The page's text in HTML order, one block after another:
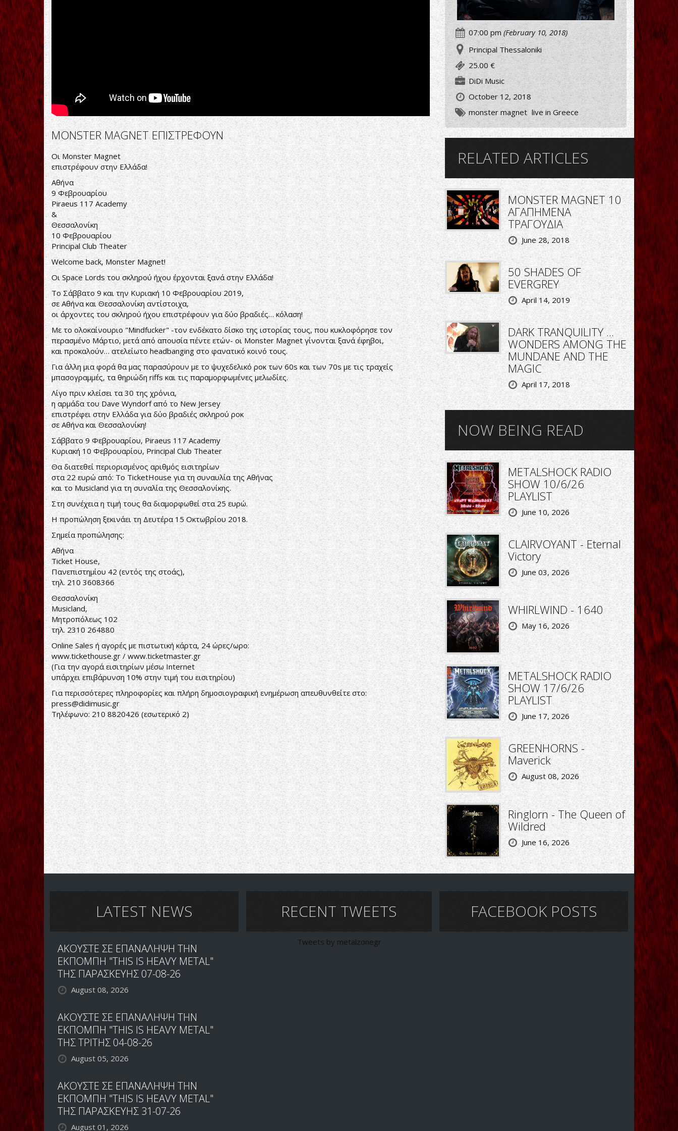
MONSTER MAGNET ΕΠΙΣΤΡΕΦΟΥΝ
Οι Monster Magnet
επιστρέφουν στην Ελλάδα!
Αθήνα
9 Φεβρουαρίου
Piraeus 117 Academy
&
Θεσσαλονίκη
10 Φεβρουαρίου
Principal Club Theater
Welcome back, Monster Magnet!
Οι Space Lords του σκληρού ήχου έρχονται ξανά στην Ελλάδα!
Το Σάββατο 9 και την Κυριακή 10 Φεβρουαρίου 2019,
σε Αθήνα και Θεσσαλονίκη αντίστοιχα,
οι άρχοντες του σκληρού ήχου επιστρέφουν για δύο βραδιές… κόλαση!
Με το ολοκαίνουριο "Mindfucker" -τον ενδέκατο δίσκο της ιστορίας τους, που κυκλοφόρησε τον
περασμένο Μάρτιο, μετά από απουσία πέντε ετών- οι Monster Magnet γίνονται ξανά έφηβοι,
και προκαλούν… ατελείωτο headbanging στο φανατικό κοινό τους.
Για άλλη μια φορά θα μας παρασύρουν με το ψυχεδελικό ροκ των 60s και των 70s με τις τραχείς
μπασογραμμές, τα θηριώδη riffs και τις παραμορφωμένες μελωδίες.
Λίγο πριν κλείσει τα 30 της χρόνια,
η αρμάδα του Dave Wyndorf από το New Jersey
επιστρέφει στην Ελλάδα για δύο βραδιές σκληρού ροκ
σε Αθήνα και Θεσσαλονίκη!
Σάββατο 9 Φεβρουαρίου, Piraeus 117 Academy
Κυριακή 10 Φεβρουαρίου, Principal Club Theater
Θα διατεθεί περιορισμένος αριθμός εισιτηρίων
στα 22 ευρώ από: Το TicketHouse για τη συναυλία της Αθήνας
και το Musicland για τη συναλία της Θεσσαλονίκης.
Στη συνέχεια η τιμή τους θα διαμορφωθεί στα 25 ευρώ.
Η προπώληση ξεκινάει τη Δευτέρα 15 Οκτωβρίου 2018.
Σημεία προπώλησης:
Αθήνα
Ticket House,
Πανεπιστημίου 42 (εντός της στοάς),
τηλ. 210 3608366
Θεσσαλονίκη
Musicland,
Μητροπόλεως 102
τηλ. 2310 264880
Online Sales ή αγορές με πιστωτική κάρτα, 24 ώρες/ωρο:
www.tickethouse.gr/www.ticketmaster.gr
(Για την αγορά εισιτηρίων μέσω Internet
υπάρχει επιβάρυνση 10% στην τιμή του εισιτηρίου)
Για περισσότερες πληροφορίες και πλήρη δημοσιογραφική ενημέρωση απευθυνθείτε στο:
press@didimusic.gr
Τηλέφωνο: 210 8820426 (εσωτερικό 2)
07:00 pm (February 10, 2018)
Principal Thessaloniki
25.00 €
DiDi Music
October 12, 2018
monster magnet live in Greece
RELATED ARTICLES
MONSTER MAGNET 10
ΑΓΑΠΗΜΕΝΑ
ΤΡΑΓΟΥΔΙΑ
June 28, 2018
50 SHADES OF
EVERGREY
April 14, 2019
DARK TRANQUILITY ...
WONDERS AMONG THE
MUNDANE AND THE
MAGIC
April 17, 2018
NOW BEING READ
METALSHOCK RADIO
SHOW 10/6/26
PLAYLIST
June 10, 2026
CLAIRVOYANT - Eternal
Victory
June 03, 2026
WHIRLWIND - 1640
May 16, 2026
METALSHOCK RADIO
SHOW 17/6/26
PLAYLIST
June 17, 2026
GREENHORNS -
Maverick
August 08, 2026
Ringlorn - The Queen of
Wildred
June 16, 2026
LATEST NEWS
ΑΚΟΥΣΤΕ ΣΕ ΕΠΑΝΑΛΗΨΗ ΤΗΝ
ΕΚΠΟΜΠΗ "THIS IS HEAVY METAL"
ΤΗΣ ΠΑΡΑΣΚΕΥΗΣ 07-08-26
August 08, 2026
ΑΚΟΥΣΤΕ ΣΕ ΕΠΑΝΑΛΗΨΗ ΤΗΝ
ΕΚΠΟΜΠΗ "THIS IS HEAVY METAL"
ΤΗΣ ΤΡΙΤΗΣ 04-08-26
August 05, 2026
ΑΚΟΥΣΤΕ ΣΕ ΕΠΑΝΑΛΗΨΗ ΤΗΝ
ΕΚΠΟΜΠΗ "THIS IS HEAVY METAL"
ΤΗΣ ΠΑΡΑΣΚΕΥΗΣ 31-07-26
August 01, 2026
RECENT TWEETS
Tweets by metalzonegr
FACEBOOK POSTS